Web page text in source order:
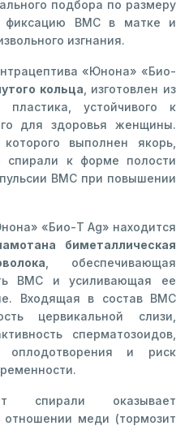
подбора по размеру
фиксацию ВМС в матке и
изгнания.
«Юнона» «Био-
кольца , изготовлен из
пластика, устойчивого к
для здоровья женщины.
выполнен якорь,
спирали к форме полости
ВМС при повышении
«Био-Т Ag» находится
биметаллическая
, обеспечивающая
ВМС и усиливающая ее
Входящая в состав ВМС
цервикальной слизи,
сперматозоидов,
оплодотворения и риск
спирали оказывает
отношении меди (тормозит